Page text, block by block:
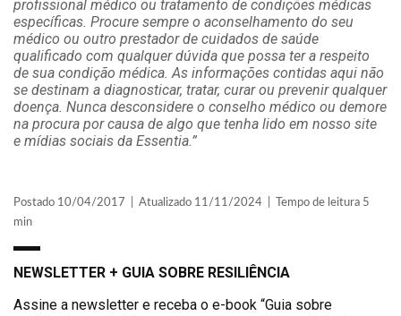
profissional médico ou tratamento de condições médicas
específicas. Procure sempre o aconselhamento do seu
médico ou outro prestador de cuidados de saúde
qualificado com qualquer dúvida que possa ter a respeito
de sua condição médica. As informações contidas aqui não
se destinam a diagnosticar, tratar, curar ou prevenir qualquer
doença. Nunca desconsidere o conselho médico ou demore
na procura por causa de algo que tenha lido em nosso site
e mídias sociais da Essentia.”
Postado 10/04/2017 | Atualizado 11/11/2024 | Tempo de leitura 5
min
NEWSLETTER + GUIA SOBRE RESILIÊNCIA
Assine a newsletter e receba o e-book “Guia sobre